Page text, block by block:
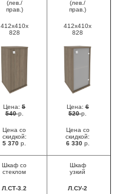
(лев./
прав.)
412x410x
828
Цена: 5
540р.
Цена со
скидкой:
5 370 р.
(лев./
прав.)
412x410x
828
Цена:6
520р.
Цена со
скидкой:
6 330 р.
Шкаф со
стеклом
Л.СТ-3.2
Шкаф
узкий
Л.СУ-2